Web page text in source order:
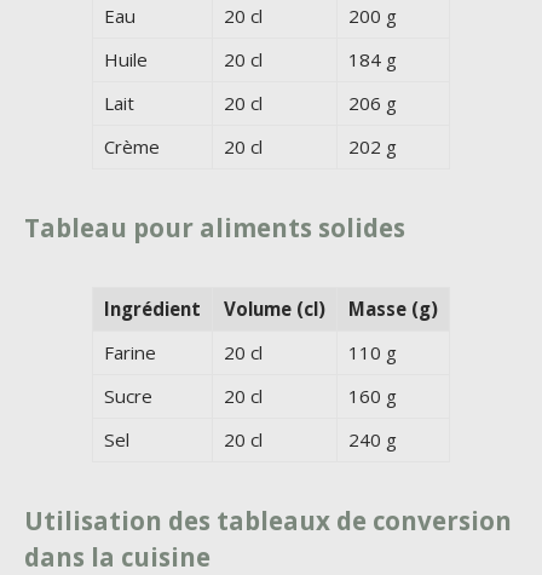
Eau
20 cl
200 g
Huile
20 cl
184 g
Lait
20 cl
206 g
Crème
20 cl 202 g
Tableau pour aliments solides
Ingrédient Volume (cl)
Masse (g)
Farine
20 cl
110 g
Sucre
20 cl
160 g
Sel
20 cl 240 g
Utilisation des tableaux de conversion
dans la cuisine